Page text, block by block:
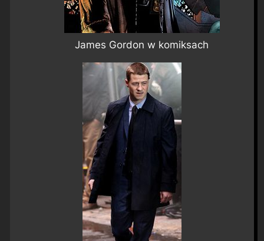
James Gordon w komiksach